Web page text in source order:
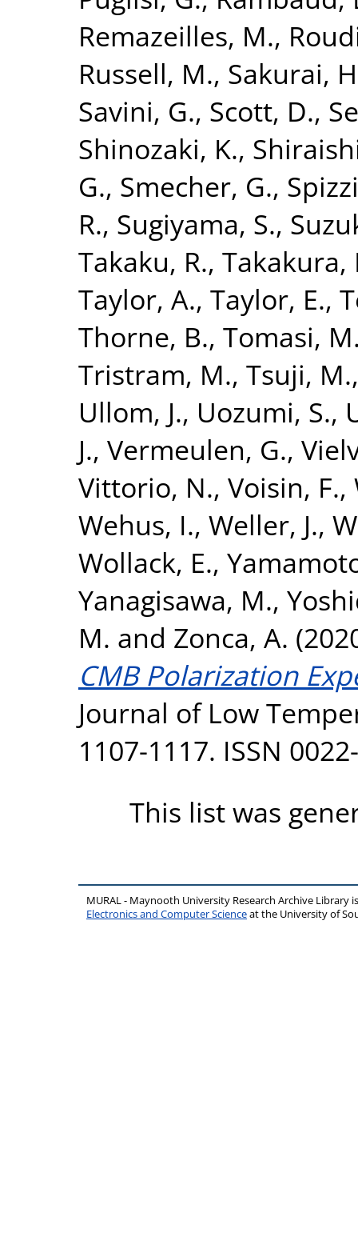
Remazeilles, M.,
Russell, M., Sakurai,
Savini, G., Scott, D.,
Shinozaki, K.,
G., Smecher, G.,
R., Sugiyama, S.,
Takaku, R., Takakura,
Taylor, A., Taylor, E.,
Thorne, B., Tomasi,
Tristram, M., Tsuji, M.
Ullom, J., Uozumi, S.,
J., Vermeulen, G.,
Vittorio, N., Voisin, F.,
Wehus, I., Weller, J.,
Wollack, E.,
Yanagisawa, M.,
M. and Zonca, A.
CMB Polarization
Journal of Low
1107-1117. ISSN
This list was
MURAL - Maynooth University Research Archive Library
Electronics and Computer Scienceat the University of